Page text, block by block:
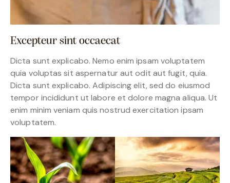
Excepteur sint occaecat
Dicta sunt explicabo. Nemo enim ipsam voluptatem
quia voluptas sit aspernatur aut odit aut fugit, quia.
Dicta sunt explicabo. Adipiscing elit, sed do eiusmod
tempor incididunt ut labore et dolore magna aliqua. Ut
enim minim veniam quis nostrud exercitation ipsam
voluptatem.